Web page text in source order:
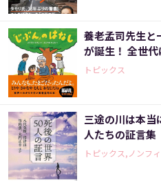
養老孟司先生と
が誕生！ 全世
トピックス
三途の川は本当
人たちの証言集
トピックス,ノンフ